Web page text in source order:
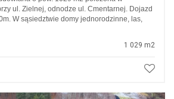
ul. Zielnej, odnodze ul. Cmentarnej. Dojazd
W sąsiedztwie domy jednorodzinne, las,
1 029 m2